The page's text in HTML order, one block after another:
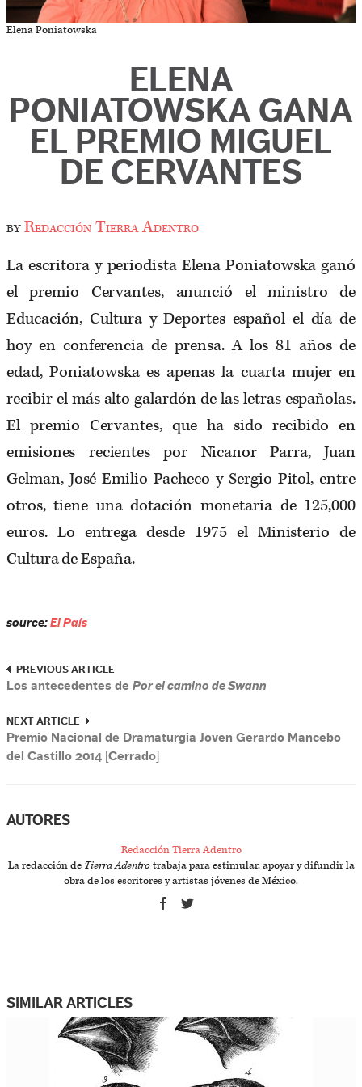
Elena Poniatowska
ELENA
PONIATOWSKA GANA
EL PREMIO MIGUEL
DE CERVANTES
byRedacción Tierra Adentro
La escritora y periodista Elena Poniatowska ganó
el premio Cervantes, anunció el ministro de
Educación, Cultura y Deportes español el día de
hoy en conferencia de prensa. A los 81 años de
edad, Poniatowska es apenas la cuarta mujer en
recibir el más alto galardón de las letras españolas.
El premio Cervantes, que ha sido recibido en
emisiones recientes por Nicanor Parra, Juan
Gelman, José Emilio Pacheco y Sergio Pitol, entre
otros, tiene una dotación monetaria de 125,000
euros. Lo entrega desde 1975 el Ministerio de
Cultura de España.
source:El País
PREVIOUS ARTICLE
Los antecedentes de Por el camino de Swann
NEXT ARTICLE
Premio Nacional de Dramaturgia Joven Gerardo Mancebo
del Castillo 2014 [Cerrado]
AUTORES
Redacción Tierra Adentro
La redacción de Tierra Adentrotrabaja para estimular, apoyar y difundir la
obra de los escritores y artistas jóvenes de México.
SIMILAR ARTICLES